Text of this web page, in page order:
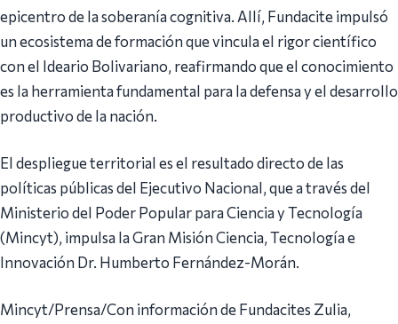
epicentro de la soberanía cognitiva. Allí, Fundacite impulsó
un ecosistema de formación que vincula el rigor científico
con el Ideario Bolivariano, reafirmando que el conocimiento
es la herramienta fundamental para la defensa y el desarrollo
productivo de la nación.
El despliegue territorial es el resultado directo de las
políticas públicas del Ejecutivo Nacional, que a través del
Ministerio del Poder Popular para Ciencia y Tecnología
(Mincyt), impulsa la Gran Misión Ciencia, Tecnología e
Innovación Dr. Humberto Fernández-Morán.
Mincyt/Prensa/Con información de Fundacites Zulia,